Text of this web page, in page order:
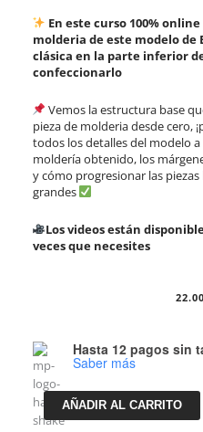
En este curso 100% online
molderia de este modelo de
clásica en la parte inferior
confeccionarlo
Vemos la estructura base
pieza de molderia desde cero,
todos los detalles del modelo
moldería obtenido, los
y cómo progresionar las
grandes
Los videos están
veces que necesites
22.00
Hasta 12 pagos sin
Saber más
-
Body
manga
larga
cantidad
AÑADIR AL CARRITO